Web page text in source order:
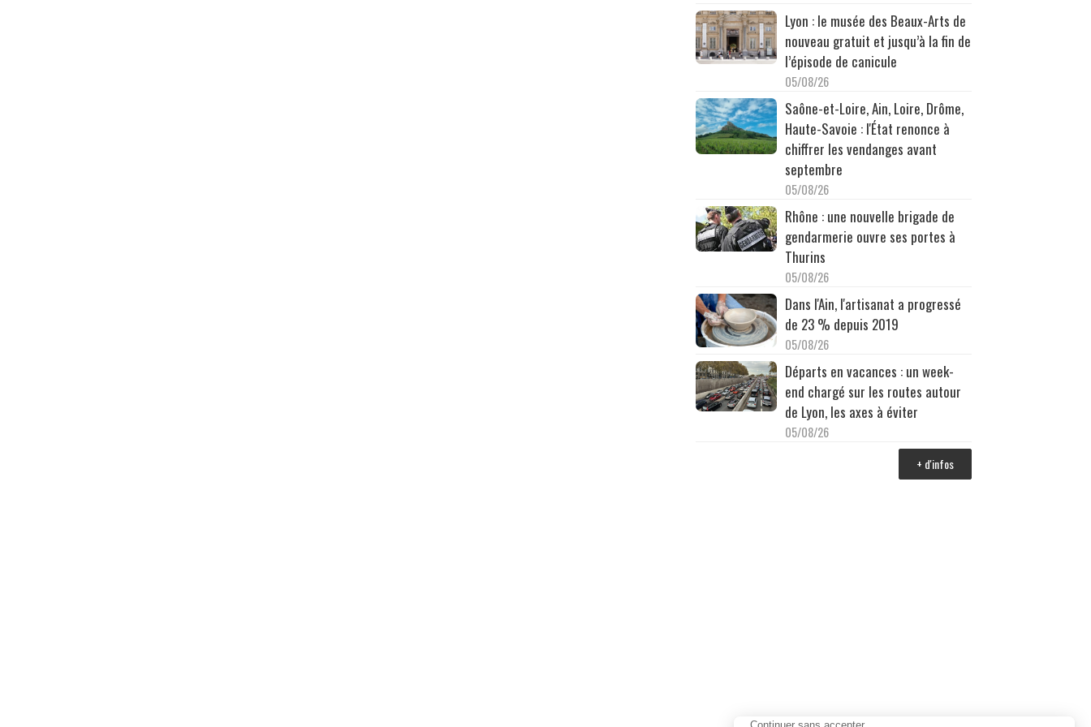
Lyon : le musée des Beaux-Arts de
nouveau gratuit et jusqu’à la fin de
l’épisode de canicule
05/08/26
Saône-et-Loire, Ain, Loire, Drôme,
Haute-Savoie : l'État renonce à
chiffrer les vendanges avant
septembre
05/08/26
Rhône : une nouvelle brigade de
gendarmerie ouvre ses portes à
Thurins
05/08/26
Dans l'Ain, l'artisanat a progressé
de 23 % depuis 2019
05/08/26
Départs en vacances : un week-
end chargé sur les routes autour
de Lyon, les axes à éviter
05/08/26
+ d'infos